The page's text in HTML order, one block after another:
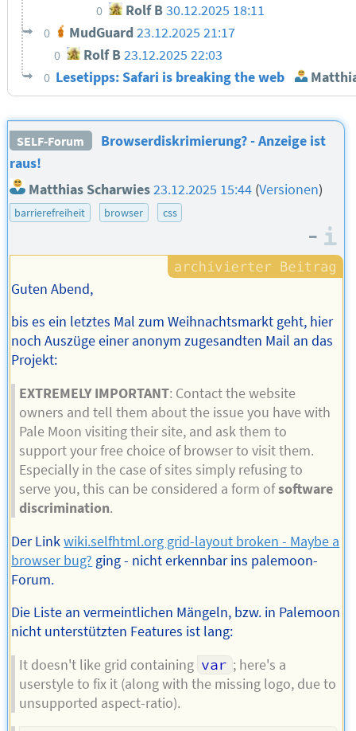
0 Rolf B30.12.2025 18:11
0 MudGuard 23.12.2025 21:17
0 Rolf B23.12.2025 22:03
0 Lesetipps: Safari is breaking the web
SELF-Forum
Browserdiskrimierung? - Anzeige ist
raus!
Matthias Scharwies 23.12.2025 15:44 (Versionen)
barrierefreiheit browser css
–
Guten Abend,
bis es ein letztes Mal zum Weihnachtsmarkt geht, hier
noch Auszüge einer anonym zugesandten Mail an das
Projekt:
EXTREMELY IMPORTANT: Contact the website
owners and tell them about the issue you have with
Pale Moon visiting their site, and ask them to
support your free choice of browser to visit them.
Especially in the case of sites simply refusing to
serve you, this can be considered a form ofsoftware
discrimination.
Der Linkwiki.selfhtml.org grid-layout broken - Maybe a
browser bug? ging - nicht erkennbar ins palemoon-
Forum.
Die Liste an vermeintlichen Mängeln, bzw. in Palemoon
nicht unterstützten Features ist lang:
It doesn't like grid containing var ; here's a
userstyle to fix it (along with the missing logo, due to
unsupported aspect-ratio).